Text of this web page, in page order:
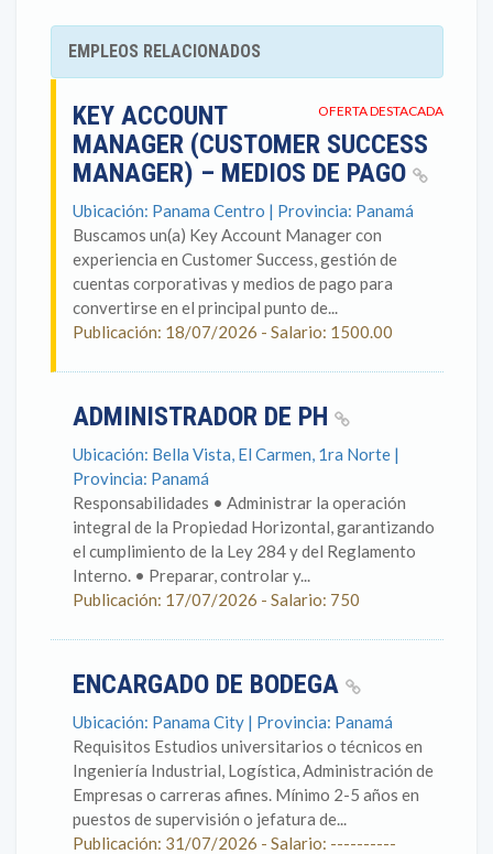
EMPLEOS RELACIONADOS
OFERTA DESTACADA
KEY ACCOUNT
MANAGER (CUSTOMER SUCCESS
MANAGER) – MEDIOS DE PAGO
Ubicación: Panama Centro | Provincia: Panamá
Buscamos un(a) Key Account Manager con
experiencia en Customer Success, gestión de
cuentas corporativas y medios de pago para
convertirse en el principal punto de...
Publicación: 18/07/2026 - Salario: 1500.00
ADMINISTRADOR DE PH
Ubicación: Bella Vista, El Carmen, 1ra Norte |
Provincia: Panamá
Responsabilidades • Administrar la operación
integral de la Propiedad Horizontal, garantizando
el cumplimiento de la Ley 284 y del Reglamento
Interno. • Preparar, controlar y...
Publicación: 17/07/2026 - Salario: 750
ENCARGADO DE BODEGA
Ubicación: Panama City | Provincia: Panamá
Requisitos Estudios universitarios o técnicos en
Ingeniería Industrial, Logística, Administración de
Empresas o carreras afines. Mínimo 2-5 años en
puestos de supervisión o jefatura de...
Publicación: 31/07/2026 - Salario: ----------